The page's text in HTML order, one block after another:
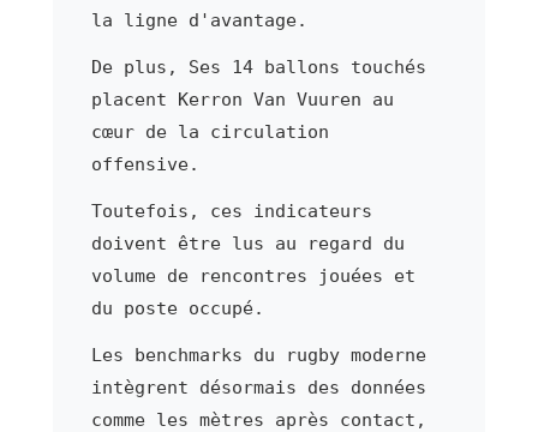
la ligne d'avantage.
De plus, Ses 14 ballons touchés
placent Kerron Van Vuuren au
cœur de la circulation
offensive.
Toutefois, ces indicateurs
doivent être lus au regard du
volume de rencontres jouées et
du poste occupé.
Les benchmarks du rugby moderne
intègrent désormais des données
comme les mètres après contact,